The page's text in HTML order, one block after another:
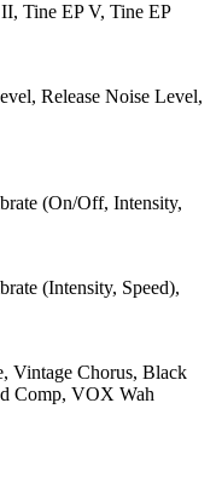
Tine EP V, Tine EP
Release Noise Level,
(On/Off, Intensity,
(Intensity, Speed),
Vintage Chorus, Black
Comp, VOX Wah